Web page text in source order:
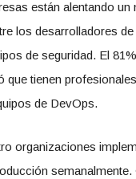
están alentando un
los desarrolladores
de seguridad. El
que tienen
de DevOps.
organizaciones
semanalmente.